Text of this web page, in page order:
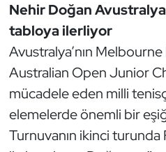
Nehir Doğan
tabloya ilerliyor
Avustralya’nın
Australian Open Junior
mücadele eden milli
elemelerde önemli bir
Turnuvanın ikinci turunda
Dövüş Sanatı
E-Spor
Eskrim
Futbol